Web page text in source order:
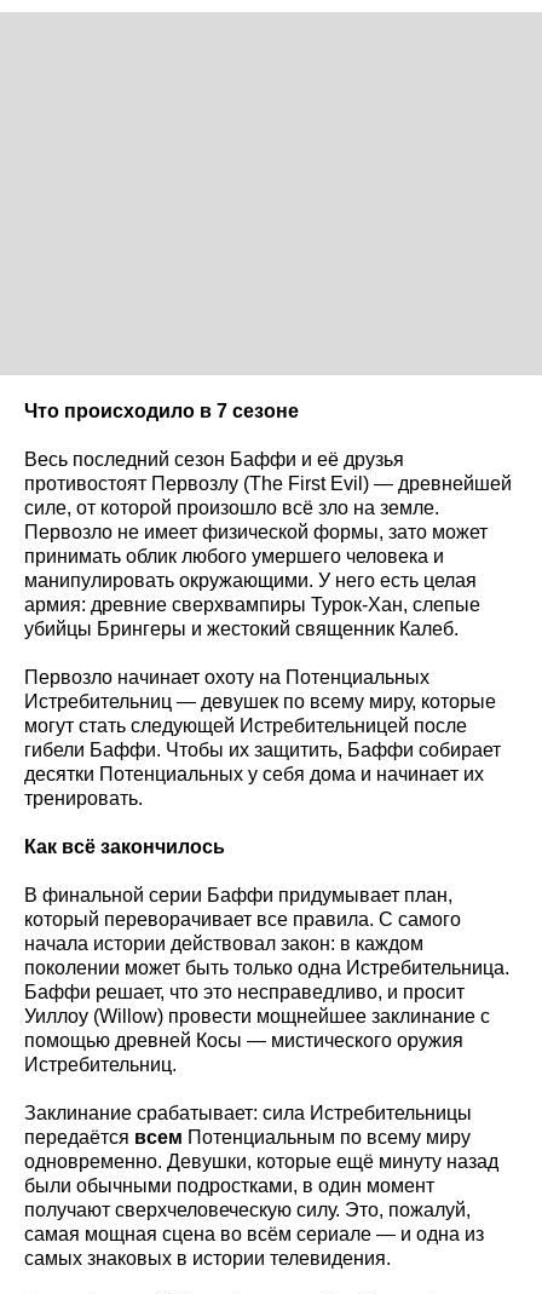
Что происходило в 7 сезоне
Весь последний сезон Баффи и её друзья
противостоят Первозлу (The First Evil) — древнейшей
силе, от которой произошло всё зло на земле.
Первозло не имеет физической формы, зато может
принимать облик любого умершего человека и
манипулировать окружающими. У него есть целая
армия: древние сверхвампиры Турок-Хан, слепые
убийцы Брингеры и жестокий священник Калеб.
Первозло начинает охоту на Потенциальных
Истребительниц — девушек по всему миру, которые
могут стать следующей Истребительницей после
гибели Баффи. Чтобы их защитить, Баффи собирает
десятки Потенциальных у себя дома и начинает их
тренировать.
Как всё закончилось
В финальной серии Баффи придумывает план,
который переворачивает все правила. С самого
начала истории действовал закон: в каждом
поколении может быть только одна Истребительница.
Баффи решает, что это несправедливо, и просит
Уиллоу (Willow) провести мощнейшее заклинание с
помощью древней Косы — мистического оружия
Истребительниц.
Заклинание срабатывает: сила Истребительницы
передаётся всем Потенциальным по всему миру
одновременно. Девушки, которые ещё минуту назад
были обычными подростками, в один момент
получают сверхчеловеческую силу. Это, пожалуй,
самая мощная сцена во всём сериале — и одна из
самых знаковых в истории телевидения.